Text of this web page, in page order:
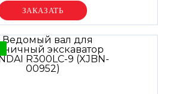
Уточняйте цену